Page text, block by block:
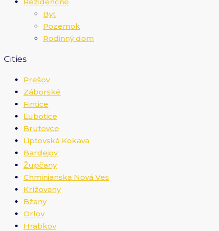
Byt
Pozemok
Rodinný dom
Cities
Prešov
Záborské
Fintice
Ľubotice
Brutovce
Liptovská Kokava
Bardejov
Župčany
Chminianska Nová Ves
Krížovany
Bžany
Orlov
Hrabkov